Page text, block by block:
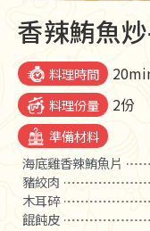
香辣鮪魚
料理時間
料理份量 2份
準備材料
海底雞香辣鮪魚片
豬絞肉
木耳碎
餛飩皮